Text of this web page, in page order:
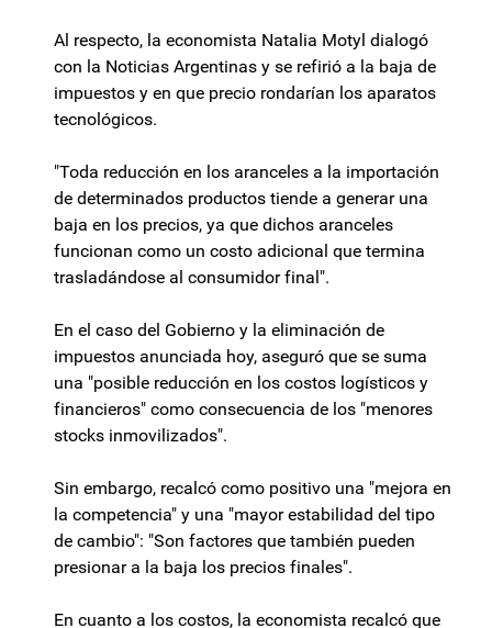
Al respecto, la economista Natalia Motyl dialogó
con la Noticias Argentinas y se refirió a la baja de
impuestos y en que precio rondarían los aparatos
tecnológicos.
"Toda reducción en los aranceles a la importación
de determinados productos tiende a generar una
baja en los precios, ya que dichos aranceles
funcionan como un costo adicional que termina
trasladándose al consumidor final".
En el caso del Gobierno y la eliminación de
impuestos anunciada hoy, aseguró que se suma
una "posible reducción en los costos logísticos y
financieros" como consecuencia de los "menores
stocks inmovilizados".
Sin embargo, recalcó como positivo una "mejora en
la competencia" y una "mayor estabilidad del tipo
de cambio": "Son factores que también pueden
presionar a la baja los precios finales".
En cuanto a los costos, la economista recalcó que